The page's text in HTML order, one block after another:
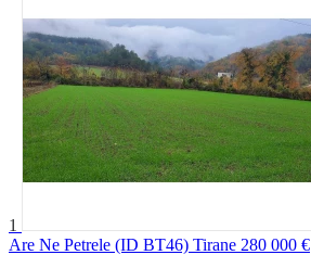
1
Are Ne Petrele (ID BT46) Tirane 280 000 €